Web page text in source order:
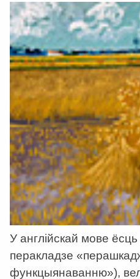
У англійскай мове
перакладзе
функцыянаванню»),